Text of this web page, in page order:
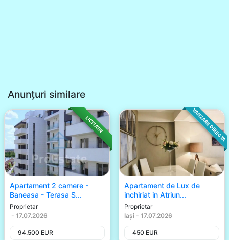
Anunțuri similare
LICITATIE
Apartament 2 camere -
Baneasa - Terasa S...
Proprietar
- 17.07.2026
94.500 EUR
VANZARE DIRECTA
Apartament de Lux de
inchiriat in Atriun...
Proprietar
Iași - 17.07.2026
450 EUR